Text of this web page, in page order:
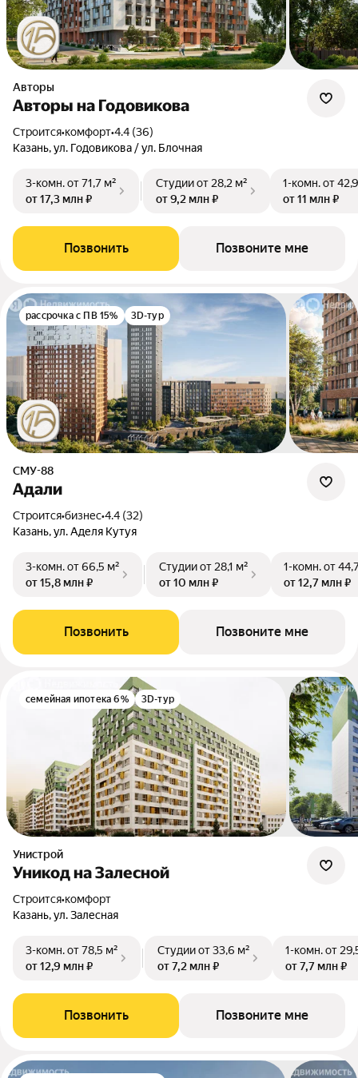
Авторы
Авторы на Годовикова
Строится•комфорт•4.4 (36)
Казань, ул. Годовикова / ул. Блочная
3-комн.от 71,7 м²
от 17,3 млн ₽
Студииот 28,2 м²
от 9,2 млн ₽
1-комн.от
от 11 млн ₽
Позвонить Позвоните мне
рассрочка с ПВ 15% 3D-тур
СМУ-88
Адали
Строится•бизнес•4.4 (32)
Казань, ул. Аделя Кутуя
3-комн.от 66,5 м²
от 15,8 млн ₽
Студииот 28,1 м²
от 10 млн ₽
1-комн.от
от 12,7 млн ₽
Позвонить Позвоните мне
семейная ипотека 6% 3D-тур
Унистрой
Уникод на Залесной
Строится•комфорт
Казань, ул. Залесная
3-комн.от 78,5 м²
от 12,9 млн ₽
Студииот 33,6 м²
от 7,2 млн ₽
1-комн.от
от 7,7 млн ₽
Позвонить Позвоните мне